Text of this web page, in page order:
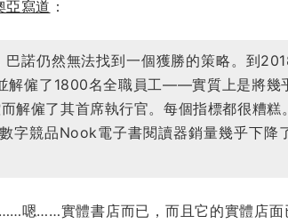
亞寫道 ：
諾仍然無法找到一個獲勝的策略。到
解僱了1800名全職員工——實質上是將幾
解僱了其首席執行官。每個指標都很糟糕
字競品Nook電子書閱讀器銷量幾乎下降
嗯……實體書店而已，而且它的實體店面